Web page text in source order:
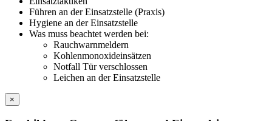
Führen an der Einsatzstelle (Praxis)
Hygiene an der Einsatzstelle
Was muss beachtet werden bei:
Rauchwarnmeldern
Kohlenmonoxideinsätzen
Notfall Tür verschlossen
Leichen an der Einsatzstelle
×